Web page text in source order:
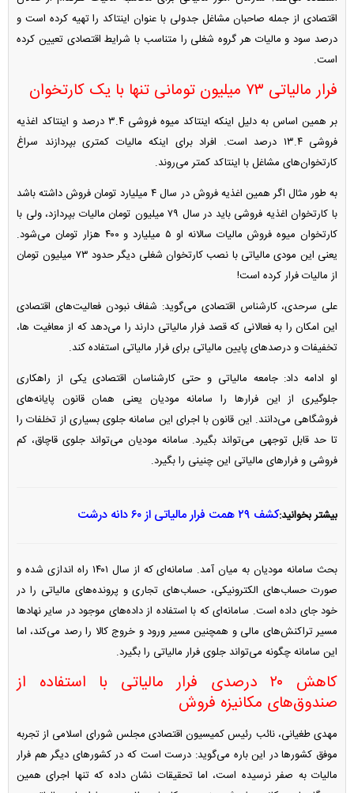
اقتصادی از جمله صاحبان مشاغل جدولی با عنوان اینتاکد را تهیه کرده است و
درصد سود و مالیات هر گروه شغلی را متناسب با شرایط اقتصادی تعیین کرده
است.
فرار مالیاتی ۷۳ میلیون تومانی تنها با یک کارتخوان
بر همین اساس به دلیل اینکه اینتاکد میوه فروشی ۳.۴ درصد و اینتاکد اغذیه
فروشی ۱۳.۴ درصد است. افراد برای اینکه مالیات کمتری بپردازند سراغ
کارتخوان‌های مشاغل با اینتاکد کمتر می‌روند.
به طور مثال اگر همین اغذیه فروش در سال ۴ میلیارد تومان فروش داشته باشد
با کارتخوان اغذیه فروشی باید در سال ۷۹ میلیون تومان مالیات بپردازد، ولی با
کارتخوان میوه فروش مالیات سالانه او ۵ میلیارد و ۴۰۰ هزار تومان می‌شود.
یعنی این مودی مالیاتی با نصب کارتخوان شغلی دیگر حدود ۷۳ میلیون تومان
از مالیات فرار کرده است!
علی سرحدی، کارشناس اقتصادی می‌گوید: شفاف نبودن فعالیت‌های اقتصادی
این امکان را به فعالانی که قصد فرار مالیاتی دارند را می‌دهد که از معافیت ها،
تخفیفات و درصد‌های پایین مالیاتی برای فرار مالیاتی استفاده کند.
او ادامه داد: جامعه مالیاتی و حتی کارشناسان اقتصادی یکی از راهکاری
جلوگیری از این فرار‌ها را سامانه مودیان یعنی همان قانون پایانه‌های
فروشگاهی می‌دانند. این قانون با اجرای این سامانه جلوی بسیاری از تخلفات را
تا حد قابل توجهی می‌تواند بگیرد. سامانه مودیان می‌تواند جلوی قاچاق، کم
فروشی و فرار‌های مالیاتی این چنینی را بگیرد.
بیشتر بخوانید:کشف ۲۹ همت فرار مالیاتی از ۶۰ دانه درشت
بحث سامانه مودیان به میان آمد. سامانه‌ای که از سال ۱۴۰۱ راه اندازی شده و
صورت حساب‌های الکترونیکی، حساب‌های تجاری و پرونده‌های مالیاتی را در
خود جای داده است. سامانه‌ای که با استفاده از داده‌های موجود در سایر نهاد‌ها
مسیر تراکنش‌های مالی و همچنین مسیر ورود و خروج کالا را رصد می‌کند، اما
این سامانه چگونه می‌تواند جلوی فرار مالیاتی را بگیرد.
کاهش ۲۰ درصدی فرار مالیاتی با استفاده از
صندوق‌های مکانیزه فروش
مهدی طغیانی، نائب رئیس کمیسیون اقتصادی مجلس شورای اسلامی از تجربه
موفق کشور‌ها در این باره می‌گوید: درست است که در کشور‌های دیگر هم فرار
مالیات به صفر نرسیده است، اما تحقیقات نشان داده که تنها اجرای همین